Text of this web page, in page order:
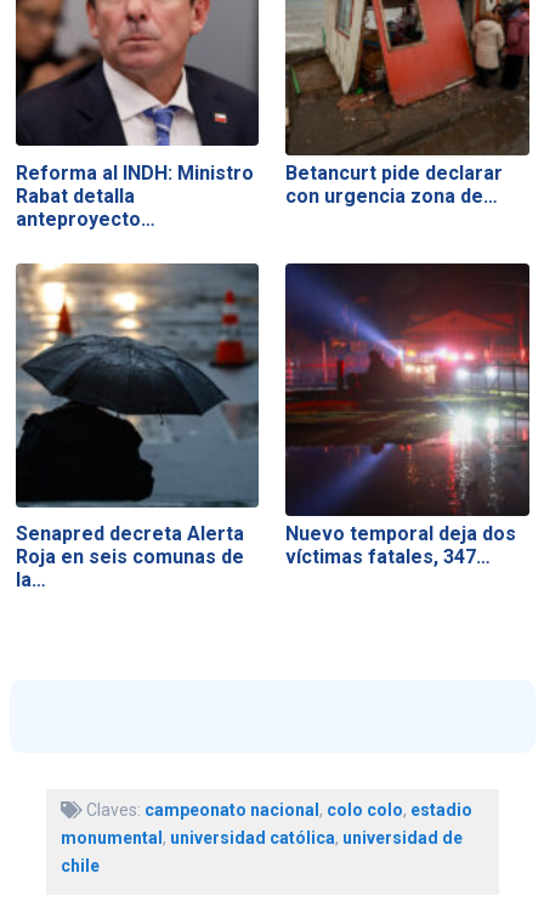
Reforma al INDH: Ministro
Rabat detalla
anteproyecto…
Betancurt pide declarar
con urgencia zona de…
Senapred decreta Alerta
Roja en seis comunas de
la…
Nuevo temporal deja dos
víctimas fatales, 347…
Claves: campeonato nacional, colo colo, estadio
monumental, universidad católica, universidad de
chile